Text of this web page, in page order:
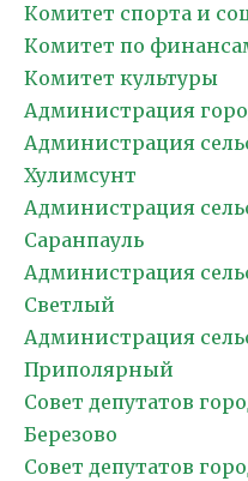
Комитет спорта и
Комитет по
Комитет культуры
Администрация
Администрация
Хулимсунт
Администрация
Саранпауль
Администрация
Светлый
Администрация
Приполярный
Совет депутатов
Березово
Совет депутатов